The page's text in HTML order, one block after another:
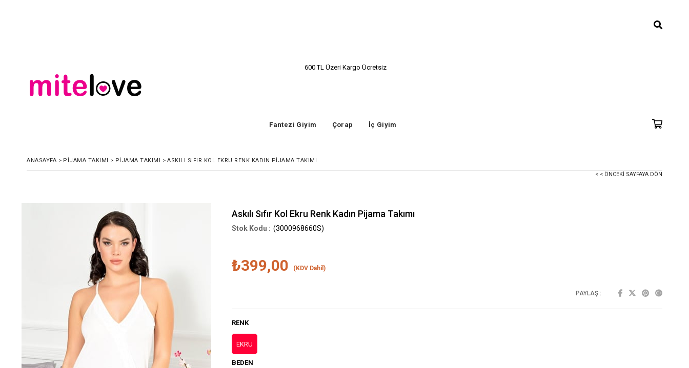
600 TL Üzeri Kargo Ücretsiz
Fantezi Giyim Çorap İç Giyim
ANASAYFA > PIJAMA TAKIMI > PIJAMA TAKIMI > ASKILI SIFIR KOL EKRU RENK KADIN PIJAMA TAKIMI
< < ÖNCEKI SAYFAYA DÖN
Askılı Sıfır Kol Ekru Renk Kadın Pijama Takımı
(3000968660S)
₺399,00 (KDV Dahil)
PAYLAŞ :
RENK
EKRU
BEDEN